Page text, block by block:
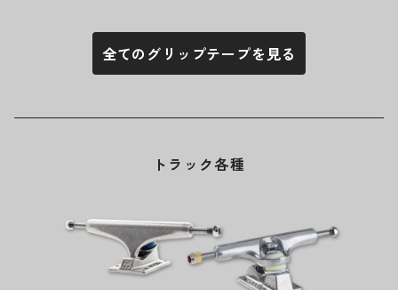
全てのグリップテープを見る
トラック各種